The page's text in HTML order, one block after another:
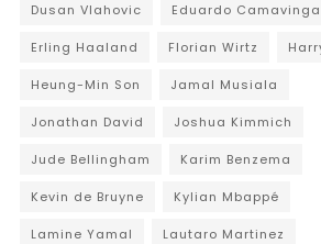
Dusan Vlahovic Eduardo Camavinga
Erling Haaland Florian Wirtz
Heung-Min Son Jamal Musiala
Jonathan David Joshua Kimmich
Jude Bellingham Karim Benzema
Kevin de Bruyne Kylian Mbappé
Lamine Yamal Lautaro Martinez